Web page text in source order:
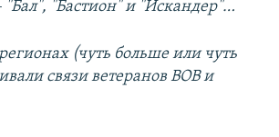
"Бастион" и "Искандер"…
(чуть больше или чуть
связи ветеранов ВОВ и